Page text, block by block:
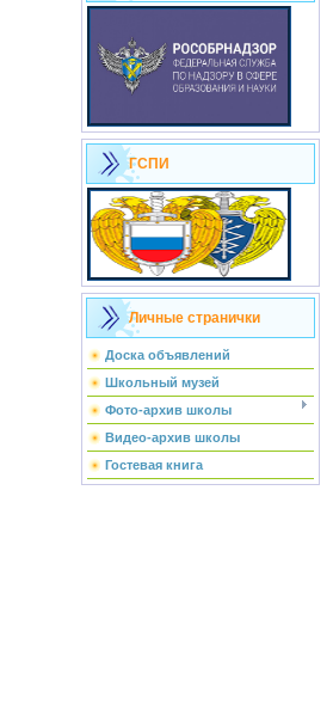
ГСПИ
Личные странички
Доска объявлений
Школьный музей
Фото-архив школы
Видео-архив школы
Гостевая книга